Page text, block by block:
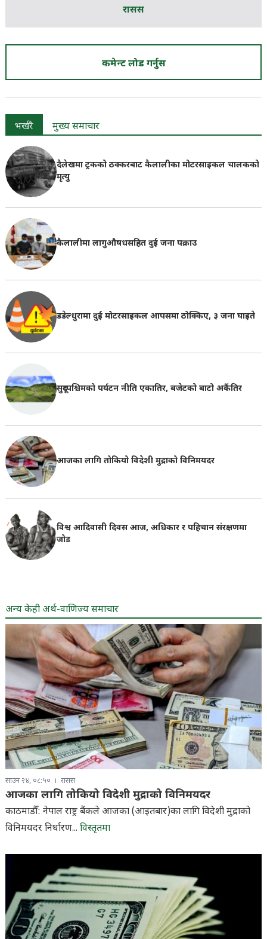
रासस
कमेन्ट लोड गर्नुस
भर्खरै मुख्य समाचार
दैलेखमा ट्रकको ठक्करबाट कैलालीका मोटरसाइकल चालकको
मृत्यु
कैलालीमा लागुऔषधसहित दुई जना पक्राउ
डडेल्धुरामा दुई मोटरसाइकल आपसमा ठोक्किए, ३ जना घाइते
सुदूरपश्चिमको पर्यटन नीति एकातिर, बजेटको बाटो अर्कैतिर
आजका लागि तोकियो विदेशी मुद्राको विनिमयदर
विश्व आदिवासी दिवस आज, अधिकार र पहिचान संरक्षणमा
जोड
अन्य केही अर्थ-वाणिज्य समाचार
साउन २४, ०८:५० रासस
आजका लागि तोकियो विदेशी मुद्राको विनिमयदर
काठमाडौँ: नेपाल राष्ट्र बैंकले आजका (आइतबार)का लागि विदेशी मुद्राको
विनिमयदर निर्धारण... विस्तृतमा